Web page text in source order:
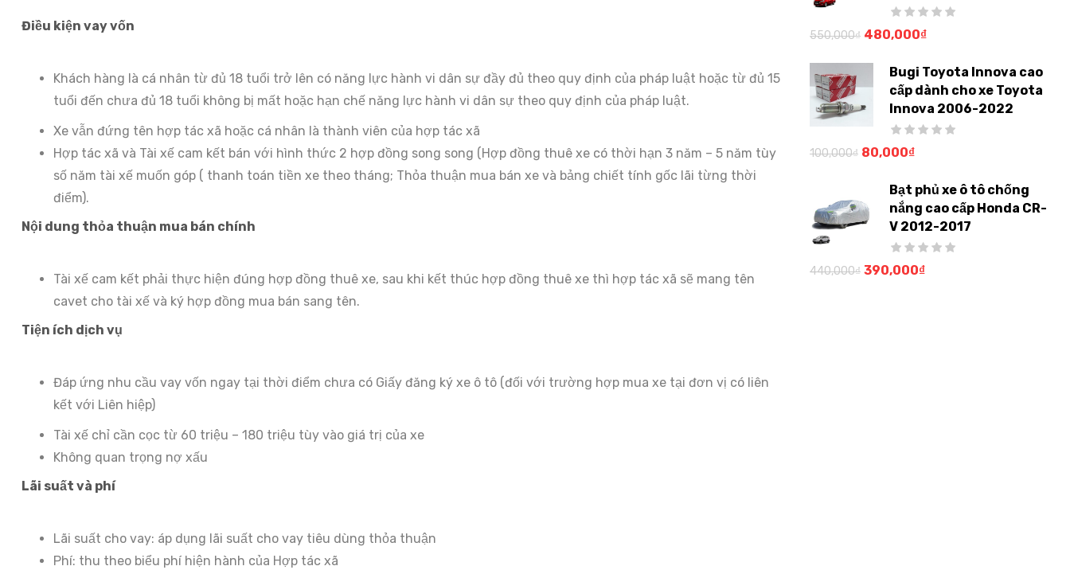
Điều kiện vay vốn
Khách hàng là cá nhân từ đủ 18 tuổi trở lên có năng lực hành vi dân sự đầy đủ theo quy định của pháp luật hoặc từ đủ 15
tuổi đến chưa đủ 18 tuổi không bị mất hoặc hạn chế năng lực hành vi dân sự theo quy định của pháp luật.
Xe vẫn đứng tên hợp tác xã hoặc cá nhân là thành viên của hợp tác xã
Hợp tác xã và Tài xế cam kết bán với hình thức 2 hợp đồng song song (Hợp đồng thuê xe có thời hạn 3 năm – 5 năm tùy
số năm tài xế muốn góp ( thanh toán tiền xe theo tháng; Thỏa thuận mua bán xe và bảng chiết tính gốc lãi từng thời
điểm).
Nội dung thỏa thuận mua bán chính
Tài xế cam kết phải thực hiện đúng hợp đồng thuê xe, sau khi kết thúc hợp đồng thuê xe thì hợp tác xã sẽ mang tên
cavet cho tài xế và ký hợp đồng mua bán sang tên.
Tiện ích dịch vụ
Đáp ứng nhu cầu vay vốn ngay tại thời điểm chưa có Giấy đăng ký xe ô tô (đối với trường hợp mua xe tại đơn vị có liên
kết với Liên hiệp)
Tài xế chỉ cần cọc từ 60 triệu – 180 triệu tùy vào giá trị của xe
Không quan trọng nợ xấu
Lãi suất và phí
Lãi suất cho vay: áp dụng lãi suất cho vay tiêu dùng thỏa thuận
Phí: thu theo biểu phí hiện hành của Hợp tác xã
550,000₫ 480,000₫
Bugi Toyota Innova cao
cấp dành cho xe Toyota
Innova 2006-2022
100,000₫ 80,000₫
Bạt phủ xe ô tô chống
nắng cao cấp Honda CR-
V 2012-2017
440,000₫ 390,000₫